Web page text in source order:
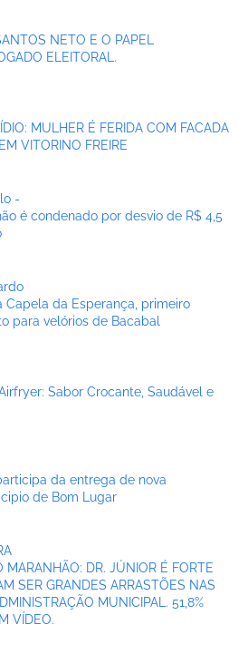
NETO E O PAPEL
ELEITORAL.
MULHER É FERIDA COM FACADA
VITORINO FREIRE
-
é condenado por desvio de R$ 4,5
Capela da Esperança, primeiro
para velórios de Bacabal
Sabor Crocante, Saudável e
da entrega de nova
de Bom Lugar
DR. JÚNIOR É FORTE
SER GRANDES ARRASTÕES NAS
MUNICIPAL. 51,8%
VÍDEO.